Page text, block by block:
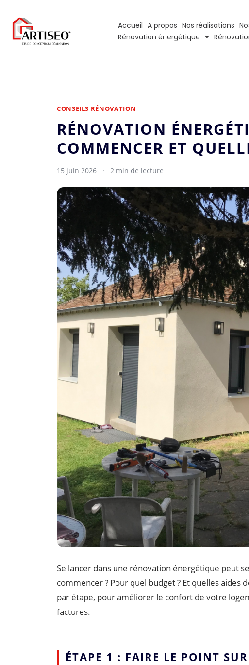
Accueil A propos Nos réalisations
Rénovation énergétique
CONSEILS RÉNOVATION
RÉNOVATION
COMMENCER ET
15 juin 2026 · 2 min de lecture
Se lancer dans une rénovation énergétique peut
commencer ? Pour quel budget ? Et quelles aides
par étape, pour améliorer le confort de votre
factures.
ÉTAPE 1 : FAIRE LE POINT